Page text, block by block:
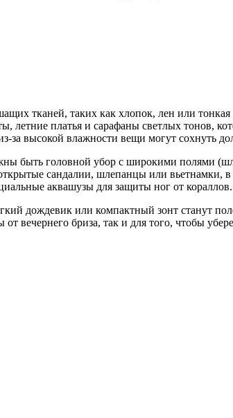
тканей, таких как хлопок, лен или тонкая
летние платья и сарафаны светлых тонов,
за высокой влажности вещи могут сохнуть
быть головной убор с широкими полями
сандалии, шлепанцы или вьетнамки, в
аквашузы для защиты ног от кораллов.
дождевик или компактный зонт станут
вечернего бриза, так и для того, чтобы